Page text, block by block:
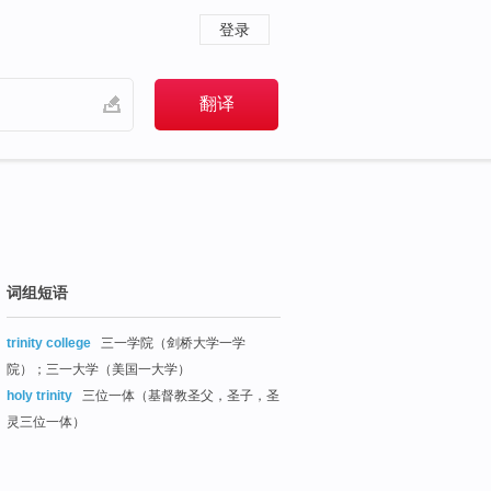
登录
词组短语
trinity college
三一学院（剑桥大学一学
院）；三一大学（美国一大学）
holy trinity
三位一体（基督教圣父，圣子，圣
灵三位一体）